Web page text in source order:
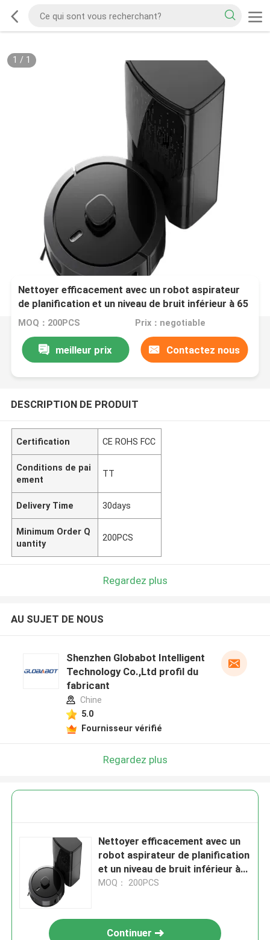
1 / 1
Nettoyer efficacement avec un robot aspirateur
de planification et un niveau de bruit inférieur à 65
dB
MOQ：200PCS Prix：negotiable
meilleur prix Contactez nous
DESCRIPTION DE PRODUIT
Certification CE ROHS FCC
Conditions de pai
ement
TT
Delivery Time 30days
Minimum Order Q
uantity
200PCS
Regardez plus
AU SUJET DE NOUS
Shenzhen Globabot Intelligent
Technology Co.,Ltd profil du
fabricant
Chine
5.0
Fournisseur vérifié
Regardez plus
Nettoyer efficacement avec un
robot aspirateur de planification
et un niveau de bruit inférieur à
65 dB
MOQ： 200PCS
Continuer